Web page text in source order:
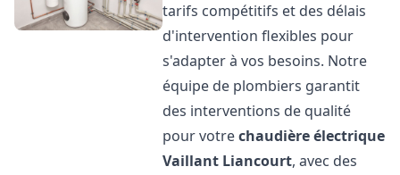
tarifs compétitifs et des délais
d'intervention flexibles pour
s'adapter à vos besoins. Notre
équipe de plombiers garantit
des interventions de qualité
pour votrechaudière électrique
Vaillant Liancourt, avec des